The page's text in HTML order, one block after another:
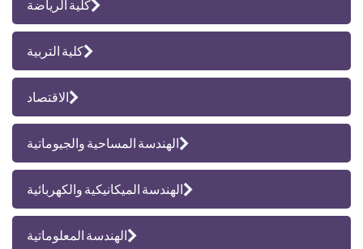
كلية الرياضة
كلية التربية
الاقتصاد
الهندسة المساحية والجيوماتية
الهندسة الميكانيكية والكهربائية
الهندسة المعلوماتية